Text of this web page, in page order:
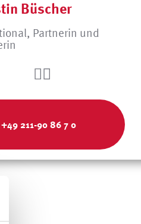
Büscher
Partnerin und
+49 211-90 86 7 0